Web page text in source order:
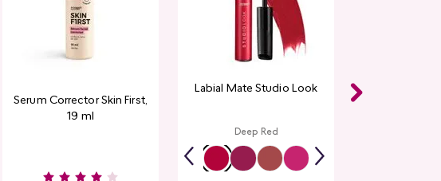
Serum Corrector Skin First,
19 ml
Labial Mate Studio Look
Deep Red